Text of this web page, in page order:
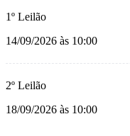
1º Leilão
14/09/2026 às 10:00
2º Leilão
18/09/2026 às 10:00